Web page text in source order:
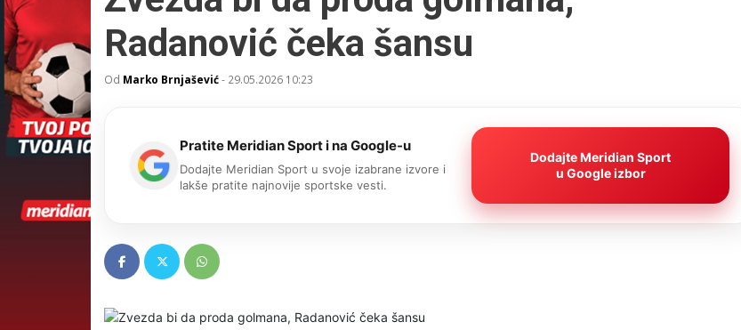
Radanović čeka šansu
Od Marko Brnjašević- 29.05.2026 10:23
Pratite Meridian Sport i na Google-u
Dodajte Meridian Sport u svoje izabrane izvore i
lakše pratite najnovije sportske vesti.
Dodajte Meridian Sport
u Google izbor